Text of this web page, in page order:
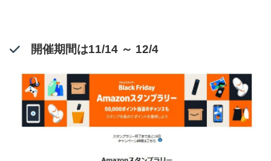
開催期間は11/14 ～ 12/4